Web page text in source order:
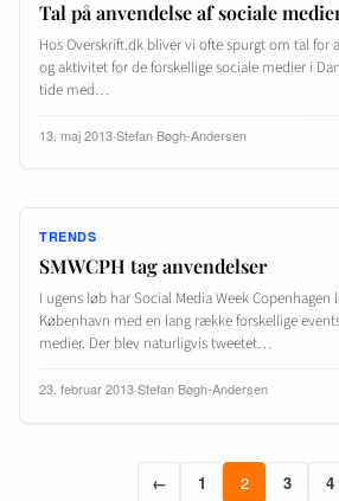
Tal på anvendelse af sociale
Hos Overskrift.dk bliver vi ofte spurgt om tal for
og aktivitet for de forskellige sociale medier i
tide med…
13. maj 2013·Stefan Bøgh-Andersen
TRENDS
SMWCPH tag anvendelser
I ugens løb har Social Media Week Copenhagen
København med en lang række forskellige
medier. Der blev naturligvis tweetet…
23. februar 2013·Stefan Bøgh-Andersen
← 1 2 3 4